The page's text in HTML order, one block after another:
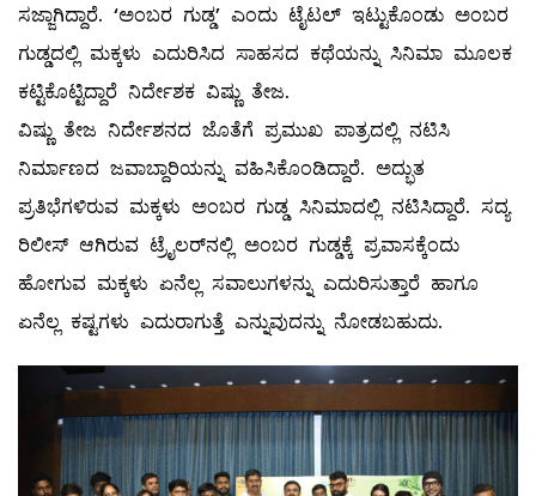
ಸಜ್ಜಾಗಿದ್ದಾರೆ. ‘ಅಂಬರ ಗುಡ್ಡ’ ಎಂದು ಟೈಟಲ್ ಇಟ್ಟುಕೊಂಡು ಅಂಬರ
ಗುಡ್ಡದಲ್ಲಿ ಮಕ್ಕಳು ಎದುರಿಸಿದ ಸಾಹಸದ ಕಥೆಯನ್ನು ಸಿನಿಮಾ ಮೂಲಕ
ಕಟ್ಟಿಕೊಟ್ಟಿದ್ದಾರೆ ನಿರ್ದೇಶಕ ವಿಷ್ಣು ತೇಜ.
ವಿಷ್ಣು ತೇಜ ನಿರ್ದೇಶನದ ಜೊತೆಗೆ ಪ್ರಮುಖ ಪಾತ್ರದಲ್ಲಿ ನಟಿಸಿ
ನಿರ್ಮಾಣದ ಜವಾಬ್ದಾರಿಯನ್ನು ವಹಿಸಿಕೊಂಡಿದ್ದಾರೆ. ಅದ್ಭುತ
ಪ್ರತಿಭೆಗಳಿರುವ ಮಕ್ಕಳು ಅಂಬರ ಗುಡ್ಡ ಸಿನಿಮಾದಲ್ಲಿ ನಟಿಸಿದ್ದಾರೆ. ಸದ್ಯ
ರಿಲೀಸ್ ಆಗಿರುವ ಟ್ರೈಲರ್‌ನಲ್ಲಿ ಅಂಬರ ಗುಡ್ಡಕ್ಕೆ ಪ್ರವಾಸಕ್ಕೆಂದು
ಹೋಗುವ ಮಕ್ಕಳು ಏನೆಲ್ಲ ಸವಾಲುಗಳನ್ನು ಎದುರಿಸುತ್ತಾರೆ ಹಾಗೂ
ಏನೆಲ್ಲ ಕಷ್ಟಗಳು ಎದುರಾಗುತ್ತೆ ಎನ್ನುವುದನ್ನು ನೋಡಬಹುದು.